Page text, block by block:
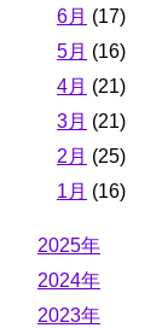
6月 (17)
5月 (16)
4月 (21)
3月 (21)
2月 (25)
1月 (16)
2025年
2024年
2023年